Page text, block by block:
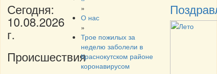
Сегодня:
10.08.2026
г.
Происшествия
»
О нас
»
Трое пожилых за
неделю заболели в
Краснокутском районе
коронавирусом